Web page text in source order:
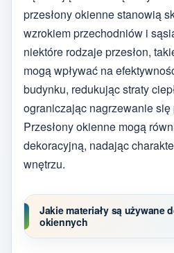
przesłony okienne stanowią
wzrokiem przechodniów i
niektóre rodzaje przesłon,
mogą wpływać na
budynku, redukując straty
ograniczając nagrzewanie
Przesłony okienne mogą
dekoracyjną, nadając
wnętrzu.
Jakie materiały są używane
okiennych